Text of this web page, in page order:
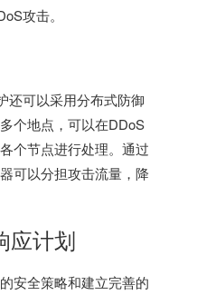
攻击。
还可以采用分布式防御
个地点，可以在DDoS
个节点进行处理。通过
可以分担攻击流量，降
应计划
安全策略和建立完善的